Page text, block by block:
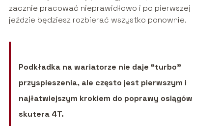
zacznie pracować nieprawidłowo i po pierwszej
jeździe będziesz rozbierać wszystko ponownie.
Podkładka na wariatorze nie daje “turbo”
przyspieszenia, ale często jest pierwszym i
najłatwiejszym krokiem do poprawy osiągów
skutera 4T.